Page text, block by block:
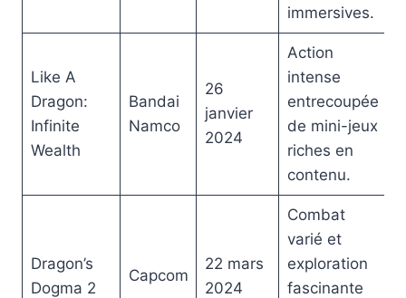
immersives.
Like A
Dragon:
Infinite
Wealth
Bandai
Namco
26
janvier
2024
Action
intense
entrecoupée
de mini-jeux
riches en
contenu.
Dragon’s
Dogma 2
Capcom
22 mars
2024
Combat
varié et
exploration
fascinante